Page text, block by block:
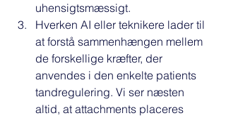
uhensigtsmæssigt.
Hverken AI eller teknikere lader til
at forstå sammenhængen mellem
de forskellige kræfter, der
anvendes i den enkelte patients
tandregulering. Vi ser næsten
altid, at attachments placeres